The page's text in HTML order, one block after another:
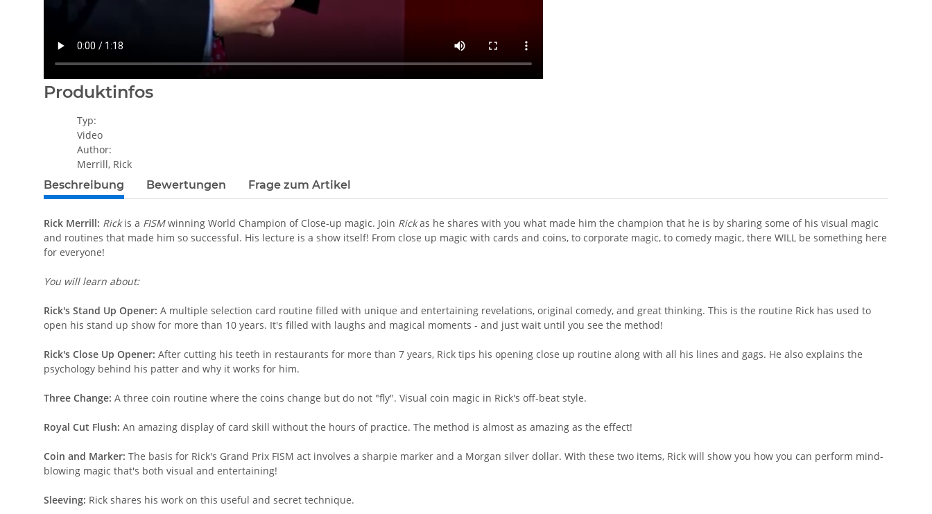
Produktinfos
Typ:
Video
Author:
Merrill, Rick
Beschreibung
Bewertungen Frage zum Artikel
Rick Merrill: Rickis a FISMwinning World Champion of Close-up magic. Join Rickas he shares with you what made him the champion that he is by sharing some of his visual magic
and routines that made him so successful. His lecture is a show itself! From close up magic with cards and coins, to corporate magic, to comedy magic, there WILL be something here
for everyone!
You will learn about:
Rick's Stand Up Opener: A multiple selection card routine filled with unique and entertaining revelations, original comedy, and great thinking. This is the routine Rick has used to
open his stand up show for more than 10 years. It's filled with laughs and magical moments - and just wait until you see the method!
Rick's Close Up Opener: After cutting his teeth in restaurants for more than 7 years, Rick tips his opening close up routine along with all his lines and gags. He also explains the
psychology behind his patter and why it works for him.
Three Change: A three coin routine where the coins change but do not "fly". Visual coin magic in Rick's off-beat style.
Royal Cut Flush: An amazing display of card skill without the hours of practice. The method is almost as amazing as the effect!
Coin and Marker: The basis for Rick's Grand Prix FISM act involves a sharpie marker and a Morgan silver dollar. With these two items, Rick will show you how you can perform mind-
blowing magic that's both visual and entertaining!
Sleeving: Rick shares his work on this useful and secret technique.